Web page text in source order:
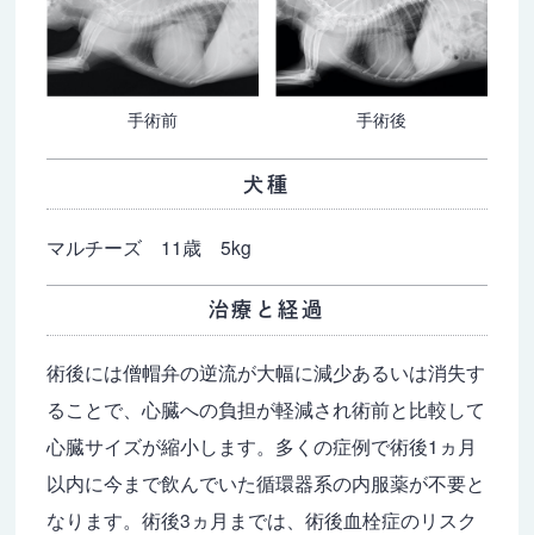
手術前 手術後
犬種
マルチーズ 11歳 5kg
治療と経過
術後には僧帽弁の逆流が大幅に減少あるいは消失す
ることで、心臓への負担が軽減され術前と比較して
心臓サイズが縮小します。多くの症例で術後1ヵ月
以内に今まで飲んでいた循環器系の内服薬が不要と
なります。術後3ヵ月までは、術後血栓症のリスク